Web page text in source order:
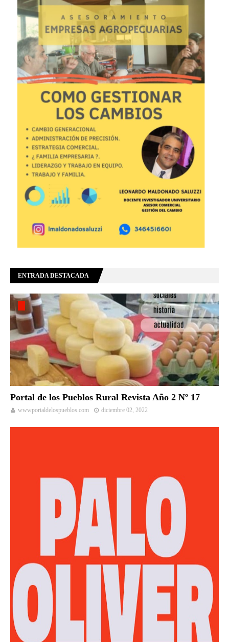
ENTRADA DESTACADA
Portal de los Pueblos Rural Revista Año 2 Nº 17
wwwportaldelospueblos.com diciembre 02, 2022